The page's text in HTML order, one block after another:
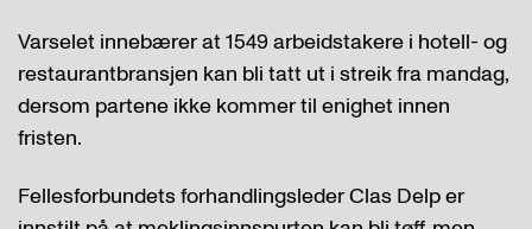
Varselet innebærer at 1549 arbeidstakere i hotell- og
restaurantbransjen kan bli tatt ut i streik fra mandag,
dersom partene ikke kommer til enighet innen
fristen.
Fellesforbundets forhandlingsleder Clas Delp er